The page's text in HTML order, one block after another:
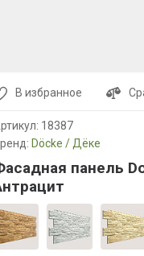
В избранное
18387
Döcke / Дёке
панель